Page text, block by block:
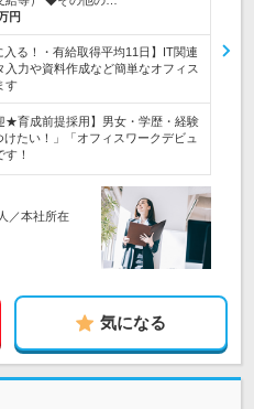
円
入る！・有給取得平均11日】IT関連
力や資料作成など簡単なオフィス
す
★育成前提採用】男女・学歴・経験
たい！」「オフィスワークデビュ
！
／本社所在
気になる